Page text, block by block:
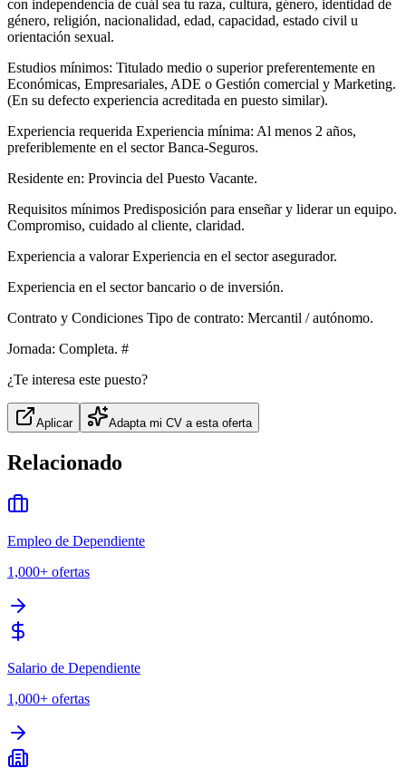
con independencia de cuál sea tu raza, cultura, género, identidad de
género, religión, nacionalidad, edad, capacidad, estado civil u
orientación sexual.
Estudios mínimos: Titulado medio o superior preferentemente en
Económicas, Empresariales, ADE o Gestión comercial y Marketing.
(En su defecto experiencia acreditada en puesto similar).
Experiencia requerida Experiencia mínima: Al menos 2 años,
preferiblemente en el sector Banca-Seguros.
Residente en: Provincia del Puesto Vacante.
Requisitos mínimos Predisposición para enseñar y liderar un equipo.
Compromiso, cuidado al cliente, claridad.
Experiencia a valorar Experiencia en el sector asegurador.
Experiencia en el sector bancario o de inversión.
Contrato y Condiciones Tipo de contrato: Mercantil / autónomo.
Jornada: Completa. #
¿Te interesa este puesto?
Aplicar Adapta mi CV a esta oferta
Relacionado
Empleo de Dependiente
1,000+ ofertas
Salario de Dependiente
1,000+ ofertas